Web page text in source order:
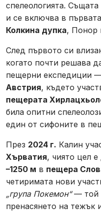
спелеологията.
и се включва в
Колкина дупка, Понор
След първото си
когато почти решава
пещерни експедиции
Австрия, където
пещерата
била опитни
един от сифоните в
През 2024 г. Калин
Хърватия, чиято цел
–1250 м в пещера
четиримата нови
„група Покемон“— той
пренасянето на тежък